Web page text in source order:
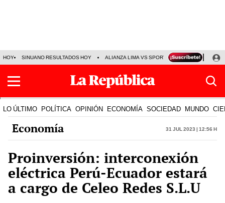
HOY SINUANO RESULTADOS HOY ALIANZA LIMA VS SPORT BOYS JORGE
LO ÚLTIMO POLÍTICA OPINIÓN ECONOMÍA SOCIEDAD MUNDO
Economía 31 Jul 2023 | 12:56 h
Proinversión: interconexión
eléctrica Perú-Ecuador estará
a cargo de Celeo Redes S.L.U